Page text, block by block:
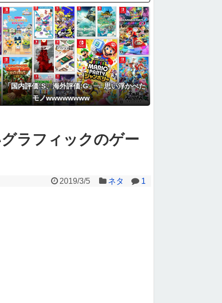
「国内評価:S、海外評価:G」 ←思い浮かべた
モノwwwwwwww
ラフィックのゲー
2019/3/5 ネタ 1